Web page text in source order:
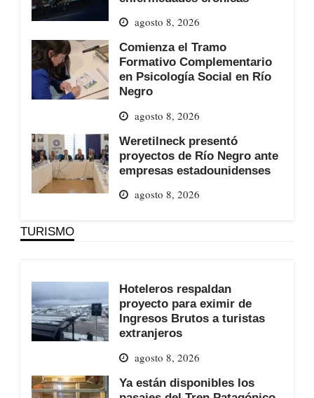
agosto 8, 2026
Comienza el Tramo
Formativo Complementario
en Psicología Social en Río
Negro
agosto 8, 2026
Weretilneck presentó
proyectos de Río Negro ante
empresas estadounidenses
agosto 8, 2026
TURISMO
Hoteleros respaldan
proyecto para eximir de
Ingresos Brutos a turistas
extranjeros
agosto 8, 2026
Ya están disponibles los